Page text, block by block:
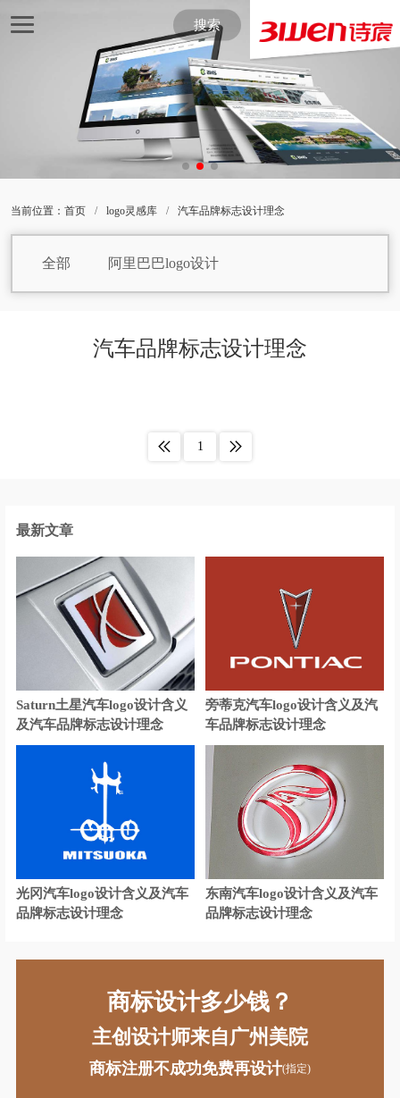
搜索
当前位置： 首页 / logo灵感库 / 汽车品牌标志设计理念
全部 阿里巴巴logo设计
保健品logo设计 焙烤食品logo设计
便利店logo设计
保险logo设计
茶logo设计
床垫logo设计
车企logo设计 厨电logo设计
充电宝logo设计 充电桩logo设计
存储logo设计 厨具logo设计
抽纸logo设计
餐厅logo设计
餐饮logo设计 茶餐厅logo设计
城市商业银行logo设计
财经大学logo设计 传媒logo设计
电动车logo设计 地铁logo设计
电气logo设计 电器logo设计
汽车品牌标志设计理念
1
最新文章
Saturn土星汽车logo设计含义
及汽车品牌标志设计理念
旁蒂克汽车logo设计含义及汽
车品牌标志设计理念
光冈汽车logo设计含义及汽车
品牌标志设计理念
东南汽车logo设计含义及汽车
品牌标志设计理念
商标设计多少钱？
主创设计师来自广州美院
商标注册不成功免费再设计(指定)